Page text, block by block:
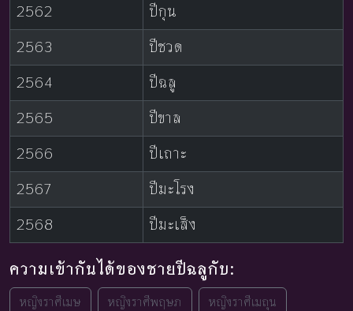
2562
ปีกุน
2563
ปีชวด
2564
ปีฉลู
2565
ปีขาล
2566
ปีเถาะ
2567
ปีมะโรง
2568
ปีมะเส็ง
ความเข้ากันได้ของชายปีฉลูกับ:
หญิงราศีเมษ หญิงราศีพฤษภ หญิงราศีเมถุน